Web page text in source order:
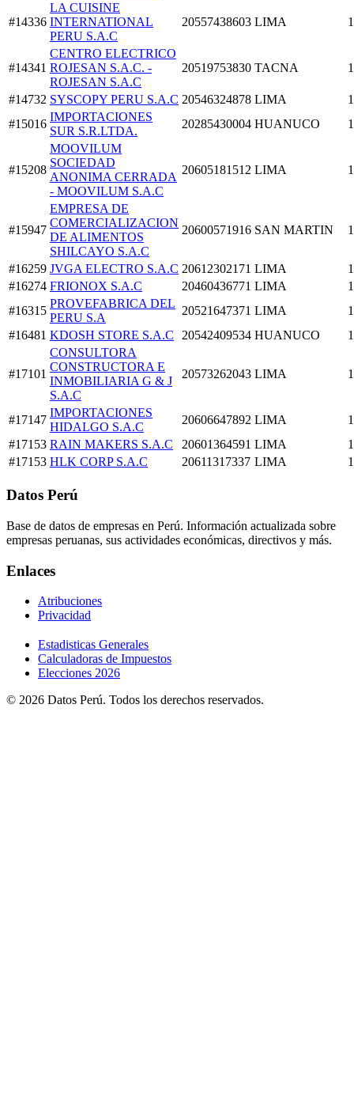
#14336
LA CUISINE
INTERNATIONAL
PERU S.A.C
20557438603 LIMA
#14341
CENTRO ELECTRICO
ROJESAN S.A.C. -
ROJESAN S.A.C
20519753830 TACNA
#14732 SYSCOPY PERU S.A.C 20546324878 LIMA
#15016
IMPORTACIONES
SUR S.R.LTDA.
20285430004 HUANUCO
#15208
MOOVILUM
SOCIEDAD
ANONIMA CERRADA
- MOOVILUM S.A.C
20605181512 LIMA
#15947
EMPRESA DE
COMERCIALIZACION
DE ALIMENTOS
SHILCAYO S.A.C
20600571916 SAN MARTIN
#16259 JVGA ELECTRO S.A.C 20612302171 LIMA
#16274 FRIONOX S.A.C 20460436771 LIMA
#16315
PROVEFABRICA DEL
PERU S.A
20521647371 LIMA
#16481 KDOSH STORE S.A.C 20542409534 HUANUCO
#17101
CONSULTORA
CONSTRUCTORA E
INMOBILIARIA G & J
S.A.C
20573262043 LIMA
#17147
IMPORTACIONES
HIDALGO S.A.C
20606647892 LIMA
#17153 RAIN MAKERS S.A.C 20601364591 LIMA
#17153 HLK CORP S.A.C 20611317337 LIMA
Datos Perú
Base de datos de empresas en Perú. Información actualizada sobre
empresas peruanas, sus actividades económicas, directivos y más.
Enlaces
Atribuciones
Privacidad
Estadisticas Generales
Calculadoras de Impuestos
Elecciones 2026
© 2026 Datos Perú. Todos los derechos reservados.